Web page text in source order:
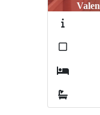
Valencia /